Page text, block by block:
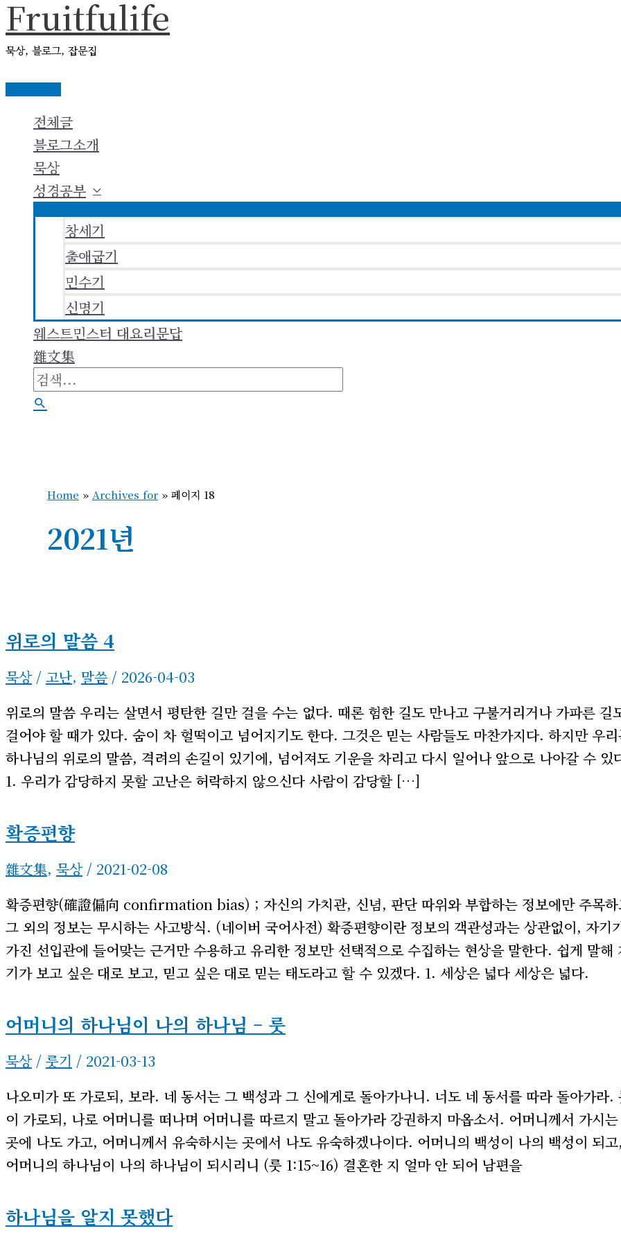
콘
텐
츠
로
Fruitfulife
묵상, 블로그, 잡문집
메
메
뉴
전체글
블로그소개
묵상
성경공부
창세기
출애굽기
민수기
신명기
웨스트민스터 대요리문답
雜文集
검
색
Home » Archives for» 페이지 18
2021년
위로의 말씀 4
묵상/ 고난, 말씀 / 2026-04-03
위로의 말씀 우리는 살면서 평탄한 길만 걸을 수는 없다. 때론 험한 길도 만나고 구불거리거나 가파른 길
걸어야 할 때가 있다. 숨이 차 헐떡이고 넘어지기도 한다. 그것은 믿는 사람들도 마찬가지다. 하지만 우
하나님의 위로의 말씀, 격려의 손길이 있기에, 넘어져도 기운을 차리고 다시 일어나 앞으로 나아갈 수 있
1. 우리가 감당하지 못할 고난은 허락하지 않으신다 사람이 감당할 […]
확증편향
雜文集, 묵상/ 2021-02-08
확증편향(確證偏向 confirmation bias) ; 자신의 가치관, 신념, 판단 따위와 부합하는 정보에만 주목
그 외의 정보는 무시하는 사고방식. (네이버 국어사전) 확증편향이란 정보의 객관성과는 상관없이, 자기
가진 선입관에 들어맞는 근거만 수용하고 유리한 정보만 선택적으로 수집하는 현상을 말한다. 쉽게 말해
기가 보고 싶은 대로 보고, 믿고 싶은 대로 믿는 태도라고 할 수 있겠다. 1. 세상은 넓다 세상은 넓다.
어머니의 하나님이 나의 하나님 – 룻
묵상/ 룻기 / 2021-03-13
나오미가 또 가로되, 보라. 네 동서는 그 백성과 그 신에게로 돌아가나니. 너도 네 동서를 따라 돌아가라.
이 가로되, 나로 어머니를 떠나며 어머니를 따르지 말고 돌아가라 강권하지 마옵소서. 어머니께서 가시는
곳에 나도 가고, 어머니께서 유숙하시는 곳에서 나도 유숙하겠나이다. 어머니의 백성이 나의 백성이 되고,
어머니의 하나님이 나의 하나님이 되시리니 (룻 1:15~16) 결혼한 지 얼마 안 되어 남편을
하나님을 알지 못했다